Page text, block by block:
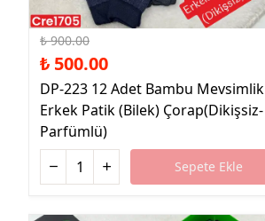
%44 İndirim
₺ 900.00
₺ 500.00
DP-223 12 Adet Bambu Mevsimlik
Erkek Patik (Bilek) Çorap(Dikişsiz-
Parfümlü)
Sepete Ekle